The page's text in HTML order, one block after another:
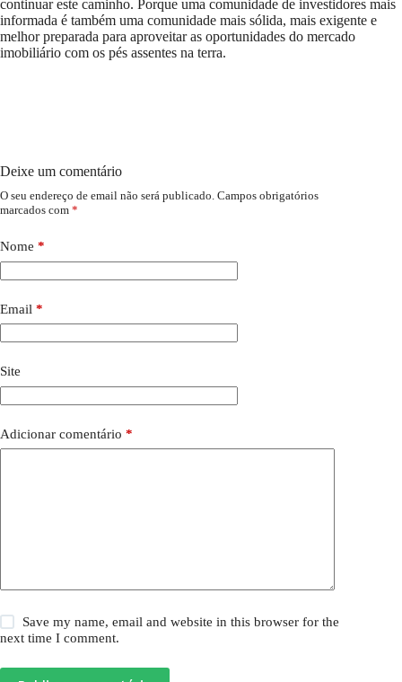
continuar este caminho. Porque uma comunidade de investidores mais
informada é também uma comunidade mais sólida, mais exigente e
melhor preparada para aproveitar as oportunidades do mercado
imobiliário com os pés assentes na terra.
Deixe um comentário
O seu endereço de email não será publicado. Campos obrigatórios
marcados com *
Nome *
Email *
Site
Adicionar comentário *
Save my name, email and website in this browser for the
next time I comment.